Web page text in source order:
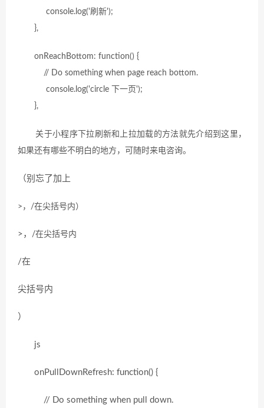
console.log('刷新');
},
onReachBottom: function() {
// Do something when page reach bottom.
console.log('circle 下一页');
},
关于小程序下拉刷新和上拉加载的方法就先介绍到这里，
如果还有哪些不明白的地方，可随时来电咨询。
（别忘了加上
>， /在尖括号内 ）
>， /在尖括号内
/在
尖括号内
）
js
onPullDownRefresh: function() {
// Do something when pull down.